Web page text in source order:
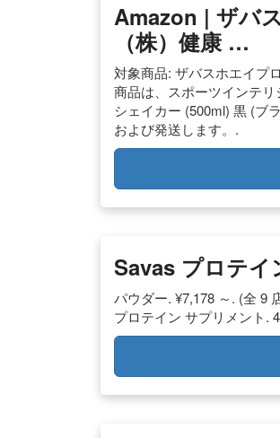
Amazon | ザバ
（株）健康 …
対象商品: ザバスホエイプ
商品は、スポーツインテ
シェイカー (500ml) 黒 (ブ
および発送します。.
Savas プロテ
パウダー. ¥7,178 ～. (全 9
プロテイン サプリメント.